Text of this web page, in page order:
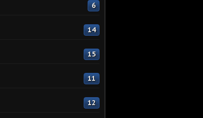
6
14
15
11
12